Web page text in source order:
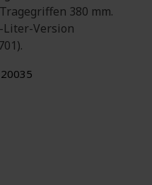
380 mm.
Liter-Version
20035